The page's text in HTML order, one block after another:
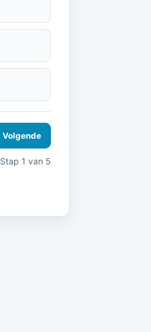
Volgende
Stap 1 van 5